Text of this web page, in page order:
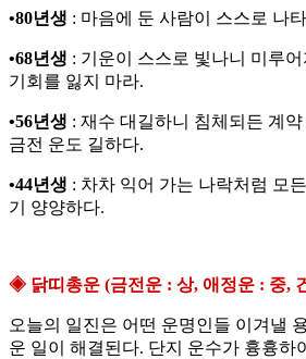
•80년생 : 마음에 둔 사람이 스스로 나
•68년생 : 기운이 스스로 빛나니 미루
기회를 잃지 마라.
•56년생 : 재수 대길하니 침체되든 계
금전 운도 길하다.
•44년생 : 차차 익어 가는 나락처럼 모
기 양양하다.
◈ 닭띠총운 (금전운 : 상, 애정운 : 중,
오늘의 일진은 어떤 운명인들 이겨낼
운 일이 해결된다. 단지 운수가 흉흉하